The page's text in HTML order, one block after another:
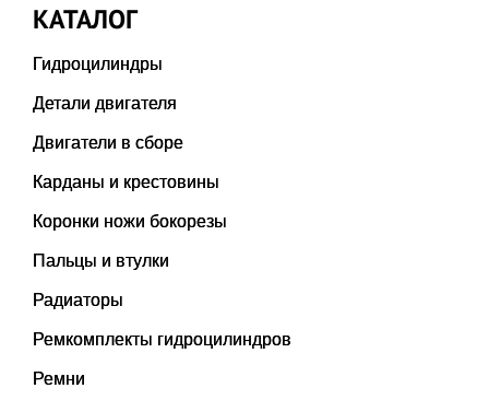
КАТАЛОГ
Гидроцилиндры
Детали двигателя
Двигатели в сборе
Карданы и крестовины
Коронки ножи бокорезы
Пальцы и втулки
Радиаторы
Ремкомплекты гидроцилиндров
Ремни